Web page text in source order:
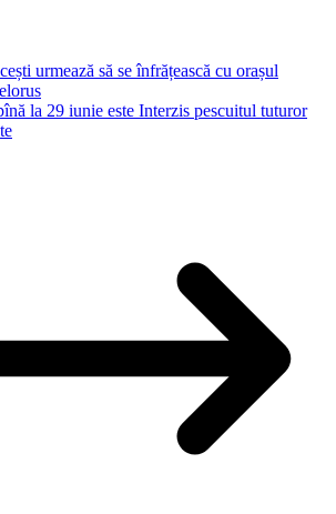
urmează să se înfrățească cu orașul
la 29 iunie este Interzis pescuitul tuturor